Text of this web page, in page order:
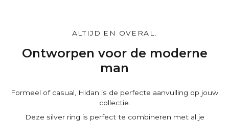
persoonlijke boodschap toe op de winkelwagenpagina.
ALTIJD EN OVERAL.
Ontworpen voor de moderne
man
Formeel of casual, Hidan is de perfecte aanvulling op jouw
collectie.
Deze silver ring is perfect te combineren met al je